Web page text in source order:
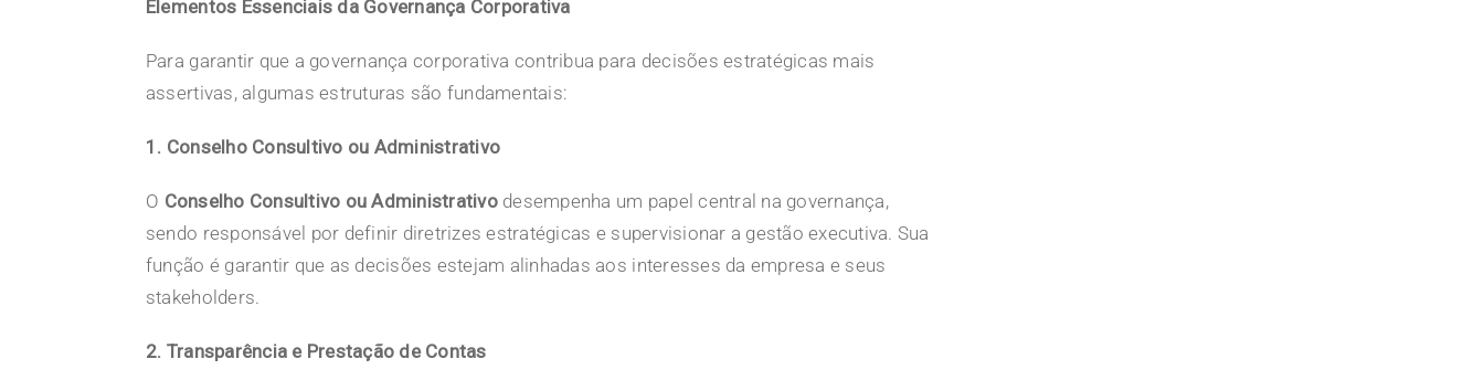
Elementos Essenciais da Governança Corporativa
Para garantir que a governança corporativa contribua para decisões estratégicas mais
assertivas, algumas estruturas são fundamentais:
1. Conselho Consultivo ou Administrativo
O Conselho Consultivo ou Administrativodesempenha um papel central na governança,
sendo responsável por definir diretrizes estratégicas e supervisionar a gestão executiva. Sua
função é garantir que as decisões estejam alinhadas aos interesses da empresa e seus
stakeholders.
2. Transparência e Prestação de Contas